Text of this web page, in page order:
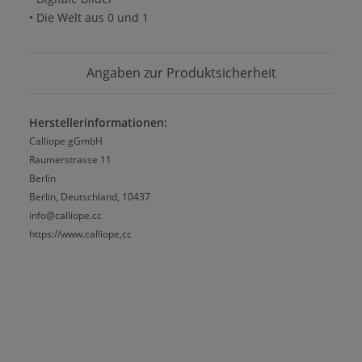
• Die Welt aus 0 und 1
Angaben zur Produktsicherheit
Herstellerinformationen:
Calliope gGmbH
Raumerstrasse 11
Berlin
Berlin, Deutschland, 10437
info@calliope.cc
https://www.calliope,cc